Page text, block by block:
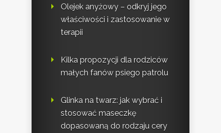
Olejek anyżowy – odkryj jego
właściwości i zastosowanie w
terapii
Kilka propozycji dla rodziców
małych fanów psiego patrolu
Glinka na twarz: jak wybrać i
stosować maseczkę
dopasowaną do rodzaju cery